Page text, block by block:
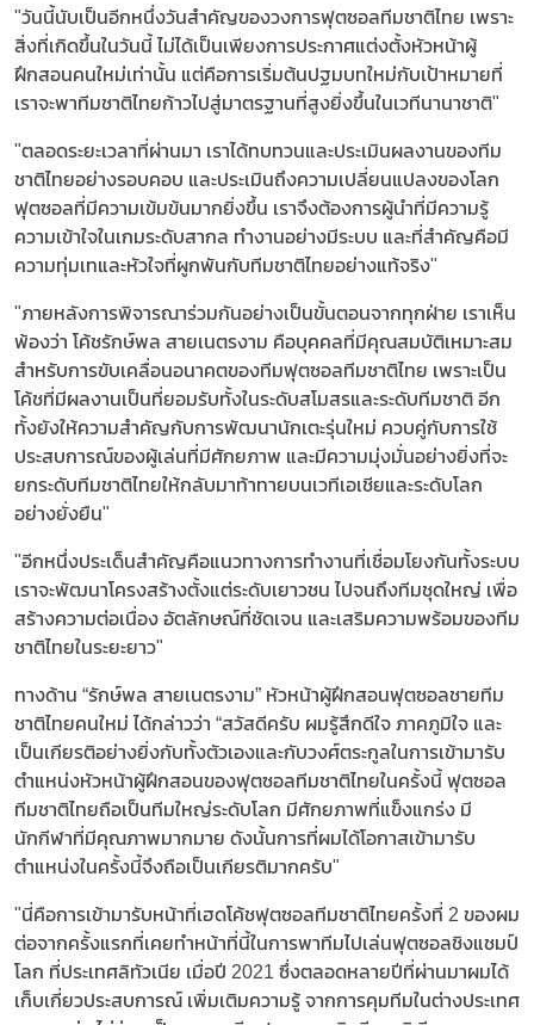
"วันนี้นับเป็นอีกหนึ่งวันสำคัญของวงการฟุตซอลทีมชาติไทย เพราะ
สิ่งที่เกิดขึ้นในวันนี้ ไม่ได้เป็นเพียงการประกาศแต่งตั้งหัวหน้าผู้
ฝึกสอนคนใหม่เท่านั้น แต่คือการเริ่มต้นปฐมบทใหม่กับเป้าหมายที่
เราจะพาทีมชาติไทยก้าวไปสู่มาตรฐานที่สูงยิ่งขึ้นในเวทีนานาชาติ"
"ตลอดระยะเวลาที่ผ่านมา เราได้ทบทวนและประเมินผลงานของทีม
ชาติไทยอย่างรอบคอบ และประเมินถึงความเปลี่ยนแปลงของโลก
ฟุตซอลที่มีความเข้มข้นมากยิ่งขึ้น เราจึงต้องการผู้นำที่มีความรู้
ความเข้าใจในเกมระดับสากล ทำงานอย่างมีระบบ และที่สำคัญคือมี
ความทุ่มเทและหัวใจที่ผูกพันกับทีมชาติไทยอย่างแท้จริง"
"ภายหลังการพิจารณาร่วมกันอย่างเป็นขั้นตอนจากทุกฝ่าย เราเห็น
พ้องว่า โค้ชรักษ์พล สายเนตรงาม คือบุคคลที่มีคุณสมบัติเหมาะสม
สำหรับการขับเคลื่อนอนาคตของทีมฟุตซอลทีมชาติไทย เพราะเป็น
โค้ชที่มีผลงานเป็นที่ยอมรับทั้งในระดับสโมสรและระดับทีมชาติ อีก
ทั้งยังให้ความสำคัญกับการพัฒนานักเตะรุ่นใหม่ ควบคู่กับการใช้
ประสบการณ์ของผู้เล่นที่มีศักยภาพ และมีความมุ่งมั่นอย่างยิ่งที่จะ
ยกระดับทีมชาติไทยให้กลับมาท้าทายบนเวทีเอเชียและระดับโลก
อย่างยั่งยืน"
"อีกหนึ่งประเด็นสำคัญคือแนวทางการทำงานที่เชื่อมโยงกันทั้งระบบ
เราจะพัฒนาโครงสร้างตั้งแต่ระดับเยาวชน ไปจนถึงทีมชุดใหญ่ เพื่อ
สร้างความต่อเนื่อง อัตลักษณ์ที่ชัดเจน และเสริมความพร้อมของทีม
ชาติไทยในระยะยาว"
ทางด้าน “รักษ์พล สายเนตรงาม” หัวหน้าผู้ฝึกสอนฟุตซอลชายทีม
ชาติไทยคนใหม่ ได้กล่าวว่า “สวัสดีครับ ผมรู้สึกดีใจ ภาคภูมิใจ และ
เป็นเกียรติอย่างยิ่งกับทั้งตัวเองและกับวงศ์ตระกูลในการเข้ามารับ
ตำแหน่งหัวหน้าผู้ฝึกสอนของฟุตซอลทีมชาติไทยในครั้งนี้ ฟุตซอล
ทีมชาติไทยถือเป็นทีมใหญ่ระดับโลก มีศักยภาพที่แข็งแกร่ง มี
นักกีฬาที่มีคุณภาพมากมาย ดังนั้นการที่ผมได้โอกาสเข้ามารับ
ตำแหน่งในครั้งนี้จึงถือเป็นเกียรติมากครับ"
"นี่คือการเข้ามารับหน้าที่เฮดโค้ชฟุตซอลทีมชาติไทยครั้งที่ 2 ของผม
ต่อจากครั้งแรกที่เคยทำหน้าที่นี้ในการพาทีมไปเล่นฟุตซอลชิงแชมป์
โลก ที่ประเทศลิทัวเนีย เมื่อปี 2021 ซึ่งตลอดหลายปีที่ผ่านมาผมได้
เก็บเกี่ยวประสบการณ์ เพิ่มเติมความรู้ จากการคุมทีมในต่างประเทศ